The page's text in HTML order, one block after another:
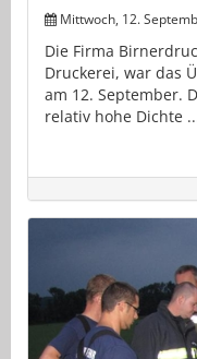
Mittwoch, 12.
Die Firma
Druckerei, war das
am 12. September.
relativ hohe Dichte